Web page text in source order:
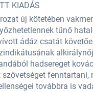
KIADÁS
új kötetében
tűnő
ádáz csatát
hadsereget
fenntartani,
továbbra is